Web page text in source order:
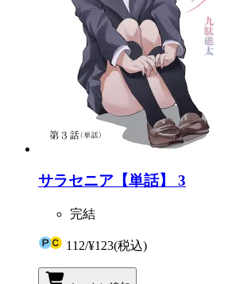
サラセニア【単話】 3
完結
112/¥123(税込)